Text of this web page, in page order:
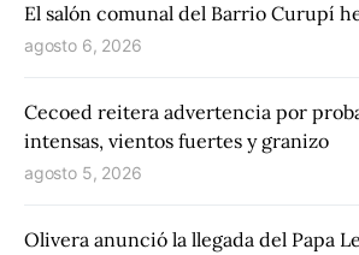
El salón comunal del Barrio Curupí
agosto 6, 2026
Cecoed reitera advertencia por
intensas, vientos fuertes y granizo
agosto 5, 2026
Olivera anunció la llegada del Papa